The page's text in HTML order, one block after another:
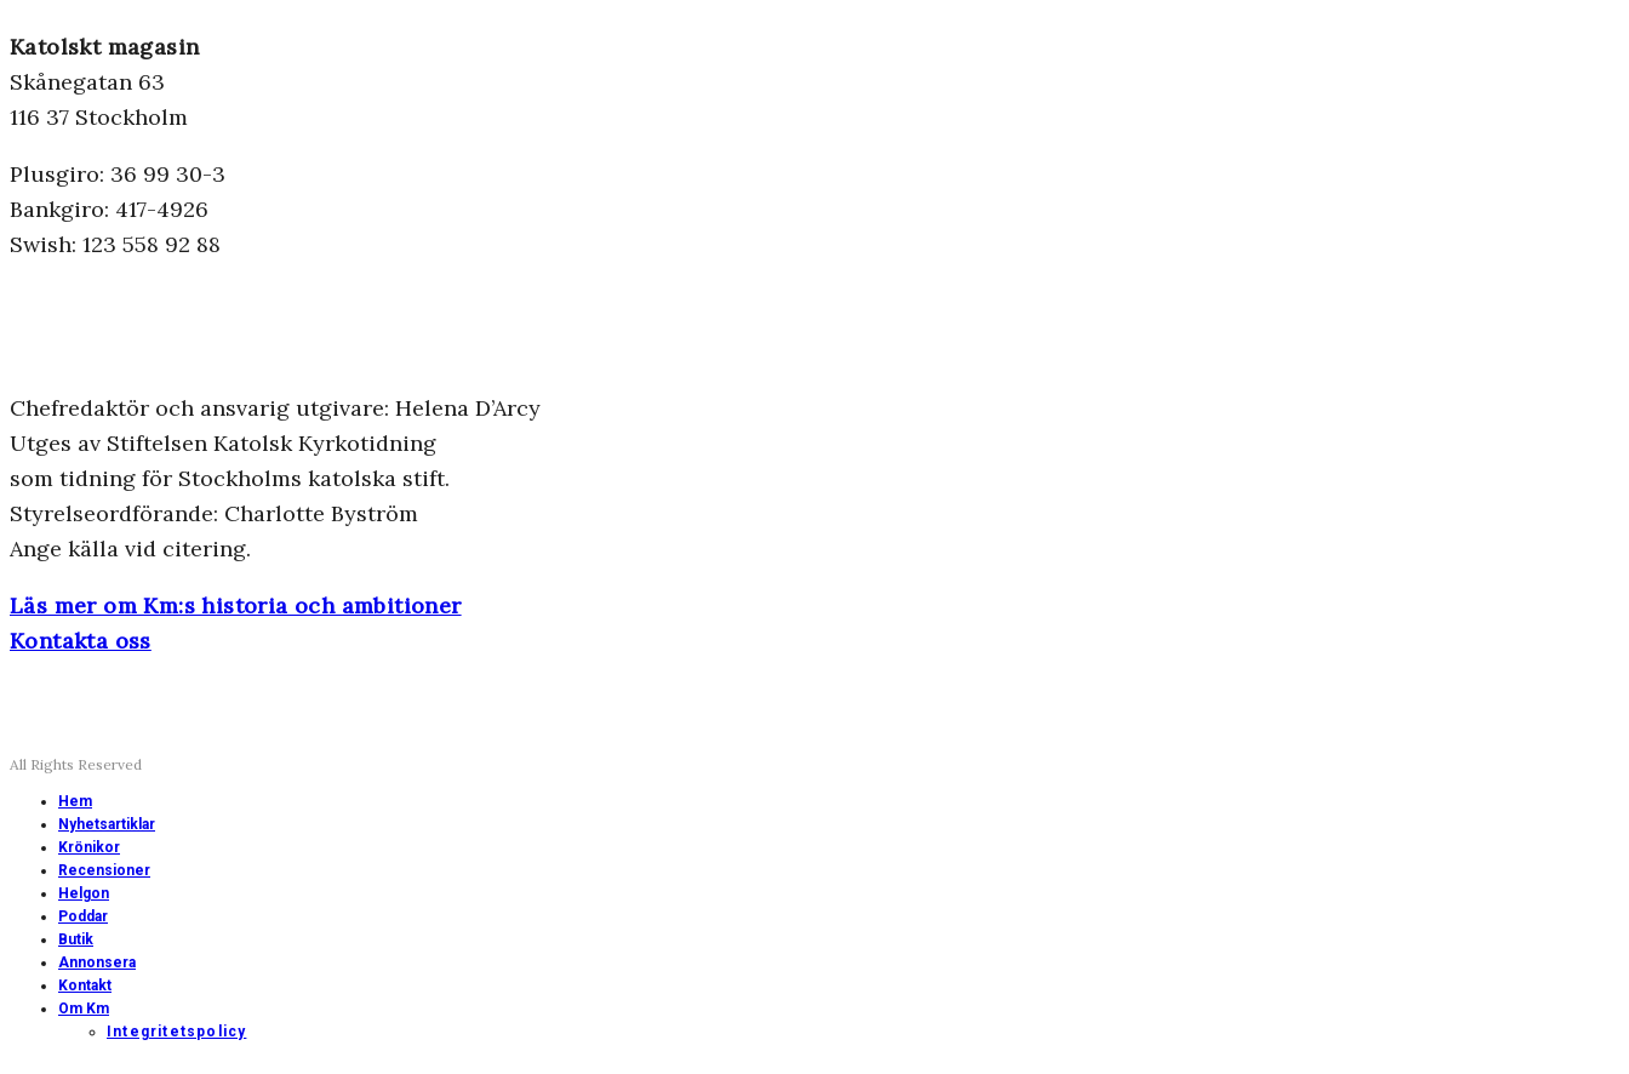
Katolskt magasin
Skånegatan 63
116 37 Stockholm
Plusgiro: 36 99 30-3
Bankgiro: 417-4926
Swish: 123 558 92 88
Chefredaktör och ansvarig utgivare: Helena D’Arcy
Utges av Stiftelsen Katolsk Kyrkotidning
som tidning för Stockholms katolska stift.
Styrelseordförande: Charlotte Byström
Ange källa vid citering.
Läs mer om Km:s historia och ambitioner
Kontakta oss
All Rights Reserved
Hem
Nyhetsartiklar
Krönikor
Recensioner
Helgon
Poddar
Butik
Annonsera
Kontakt
Om Km
Integritetspolicy